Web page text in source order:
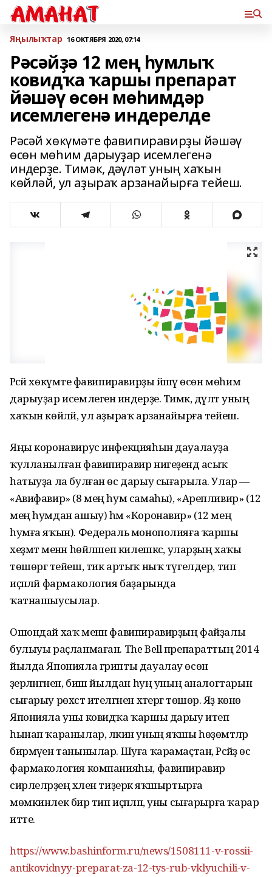
Яңылыҡтар 16 ОКТЯБРЯ 2020, 07:14
Рәсәйҙә 12 мең һумлыҡ
ковидҡа ҡаршы препарат
йәшәү өсөн мөһимдәр
исемлегенә индерелде
Рәсәй хөкүмәте фавипиравирҙы йәшәү
өсөн мөһим дарыуҙар исемлегенә
индерҙе. Тимәк, дәүләт уның хаҡын
көйләй, ул аҙыраҡ арзанайырға тейеш.
Рәсәй хөкүмәте фавипиравирҙы йәшәү өсөн мөһим
дарыуҙар исемлегенә индерҙе. Тимәк, дәүләт уның
хаҡын көйләй, ул аҙыраҡ арзанайырға тейеш.
Яңы коронавирус инфекцияһын дауалауҙа
ҡулланылған фавипиравир нигеҙендә асыҡ
һатыуҙа ла булған өс дарыу сығарыла. Улар —
«Авифавир» (8 мең һум самаһы), «Арепливир» (12
мең һумдан ашыу) һәм «Коронавир» (12 мең
һумға яҡын). Федераль монополияға ҡаршы
хеҙмәт менән һөйләшеп килешкәс, уларҙың хаҡы
төшөргә тейеш, тик артыҡ ныҡ түгелдер, тип
иҫәпләй фармакология баҙарында
ҡатнашыусылар.
Ошондай хаҡ менән фавипиравирҙың файҙалы
булыуы раҫланмаған. The Bell препараттың 2014
йылда Японияла грипты дауалау өсөн
әҙерләнгәнен, биш йылдан һуң уның аналогтарын
сығарыу рөхсәт ителгәнен хәтергә төшөрә. Яҙ көнө
Японияла уны ковидҡа ҡаршы дарыу итеп
һынап ҡаранылар, ләкин уның яҡшы һөҙөмтәләр
бирмәүен танынылар. Шуға ҡарамаҫтан, Рәсәйҙә өс
фармакология компанияһы, фавипиравир
сирлеләрҙең хәлен тиҙерәк яҡшыртырға
мөмкинлек бирә тип иҫәпләп, уны сығарырға ҡарар
итте.
https://www.bashinform.ru/news/1508111-v-rossii-
antikovidnyy-preparat-za-12-tys-rub-vklyuchili-v-